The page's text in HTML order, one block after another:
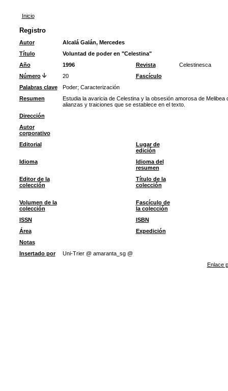
Inicio
Registro
Autor
Alcalá Galán, Mercedes
Título
Voluntad de poder en "Celestina"
Año
1996 Revista
Celestinesca
Número
20
Fascículo
Palabras clave
Poder; Caracterización
Resumen
Estudia la avaricia de Celestina y la obsesión amorosa de
alianzas y traiciones que se establece en el texto.
Dirección
Autor
corporativo
Editorial
Lugar de
edición
Idioma
Idioma del
resumen
Editor de la
colección
Título de la
colección
Volumen de la
colección
Fascículo de
la colección
ISSN
ISBN
Área
Expedición
Notas
Insertado por
Uni-Trier @ amaranta_sg @
Enlace